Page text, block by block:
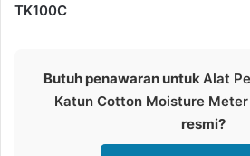
TK100C
Butuh penawaran untuk Alat
Katun Cotton Moisture Meter
resmi?